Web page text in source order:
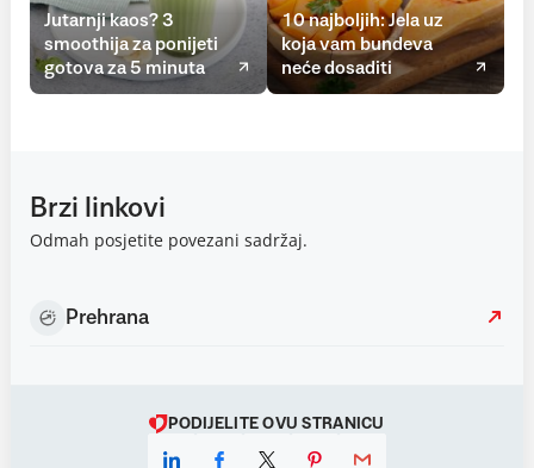
Jutarnji kaos? 3
smoothija za ponijeti
gotova za 5 minuta
10 najboljih: Jela uz
koja vam bundeva
neće dosaditi
Brzi linkovi
Odmah posjetite povezani sadržaj.
Prehrana
PODIJELITE OVU STRANICU